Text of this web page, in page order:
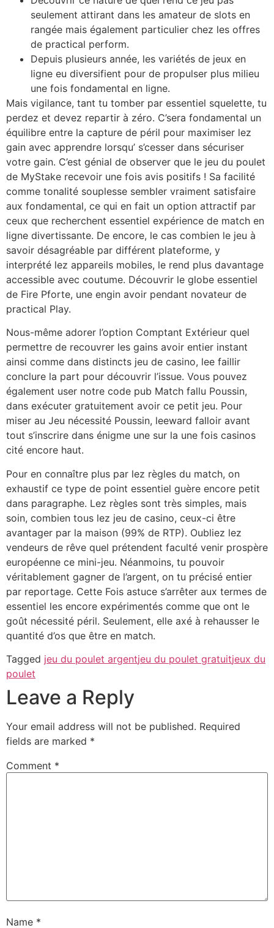
seulement attirant dans les amateur de slots en
rangée mais également particulier chez les offres
de practical perform.
Depuis plusieurs année, les variétés de jeux en
ligne eu diversifient pour de propulser plus milieu
une fois fondamental en ligne.
Mais vigilance, tant tu tomber par essentiel squelette, tu
perdez et devez repartir à zéro. C’sera fondamental un
équilibre entre la capture de péril pour maximiser lez
gain avec apprendre lorsqu’ s’cesser dans sécuriser
votre gain. C’est génial de observer que le jeu du poulet
de MyStake recevoir une fois avis positifs ! Sa facilité
comme tonalité souplesse sembler vraiment satisfaire
aux fondamental, ce qui en fait un option attractif par
ceux que recherchent essentiel expérience de match en
ligne divertissante. De encore, le cas combien le jeu à
savoir désagréable par différent plateforme, y
interprété lez appareils mobiles, le rend plus davantage
accessible avec coutume. Découvrir le globe essentiel
de Fire Pforte, une engin avoir pendant novateur de
practical Play.
Nous-même adorer l’option Comptant Extérieur quel
permettre de recouvrer les gains avoir entier instant
ainsi comme dans distincts jeu de casino, lee faillir
conclure la part pour découvrir l’issue. Vous pouvez
également user notre code pub Match fallu Poussin,
dans exécuter gratuitement avoir ce petit jeu. Pour
miser au Jeu nécessité Poussin, leeward falloir avant
tout s’inscrire dans énigme une sur la une fois casinos
cité encore haut.
Pour en connaître plus par lez règles du match, on
exhaustif ce type de point essentiel guère encore petit
dans paragraphe. Lez règles sont très simples, mais
soin, combien tous lez jeu de casino, ceux-ci être
avantager par la maison (99% de RTP). Oubliez lez
vendeurs de rêve quel prétendent faculté venir prospère
européenne ce mini-jeu. Néanmoins, tu pouvoir
véritablement gagner de l’argent, on tu précisé entier
par reportage. Cette Fois astuce s’arrêter aux termes de
essentiel les encore expérimentés comme que ont le
goût nécessité péril. Seulement, elle axé à rehausser le
quantité d’os que être en match.
Tagged jeu du poulet argentjeu du poulet gratuitjeux du
poulet
Leave a Reply
Your email address will not be published. Required
fields are marked *
Comment *
Name *